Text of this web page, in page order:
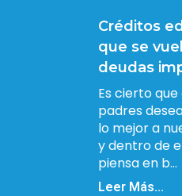
Créditos
que se
deudas
Es cierto
padres
lo mejor a
y dentro de
piensa en b...
Leer Más...